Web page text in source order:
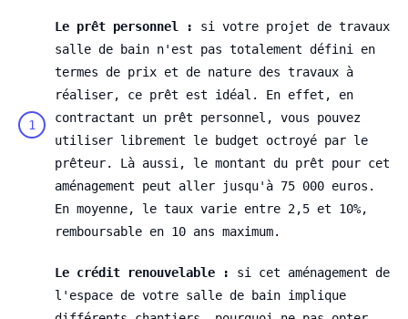
Le prêt personnel :
si votre projet de travaux
salle de bain n'est pas totalement défini en
termes de prix et de nature des travaux à
réaliser, ce prêt est idéal. En effet, en
contractant un prêt personnel, vous pouvez
utiliser librement le budget octroyé par le
prêteur. Là aussi, le montant du prêt pour cet
aménagement peut aller jusqu'à 75 000 euros.
En moyenne, le taux varie entre 2,5 et 10%,
remboursable en 10 ans maximum.
Le crédit renouvelable :
si cet aménagement de
l'espace de votre salle de bain implique